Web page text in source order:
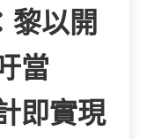
黎以開
當
即實現